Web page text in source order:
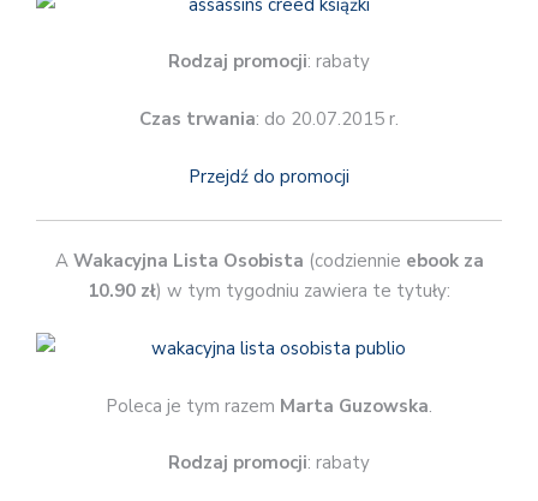
Rodzaj promocji: rabaty
Czas trwania: do 20.07.2015 r.
Przejdź do promocji
A Wakacyjna Lista Osobista (codziennie ebook za
10.90 zł) w tym tygodniu zawiera te tytuły:
Poleca je tym razem Marta Guzowska.
Rodzaj promocji: rabaty